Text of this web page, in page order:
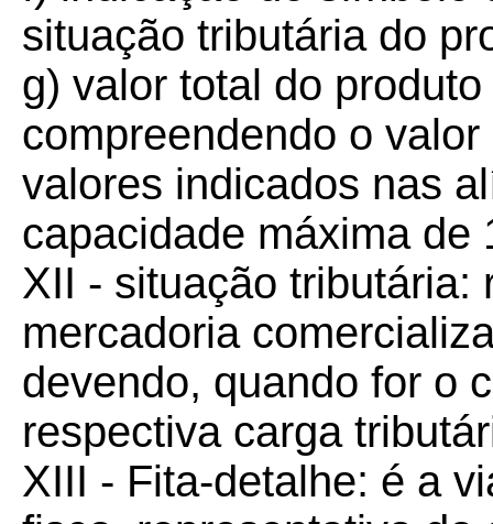
situação tributária do
g) valor total do
compreendendo o
valores indicados nas
capacidade máxima de
XII - situação tributária:
mercadoria
devendo, quando for o
respectiva carga
XIII - Fita-detalhe: é a